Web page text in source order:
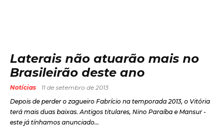
Laterais não atuarão mais no
Brasileirão deste ano
Notícias
11 de setembro de 2013
Depois de perder o zagueiro Fabrício na temporada 2013, o Vitória
terá mais duas baixas. Antigos titulares, Nino Paraíba e Mansur -
este já tínhamos anunciado...